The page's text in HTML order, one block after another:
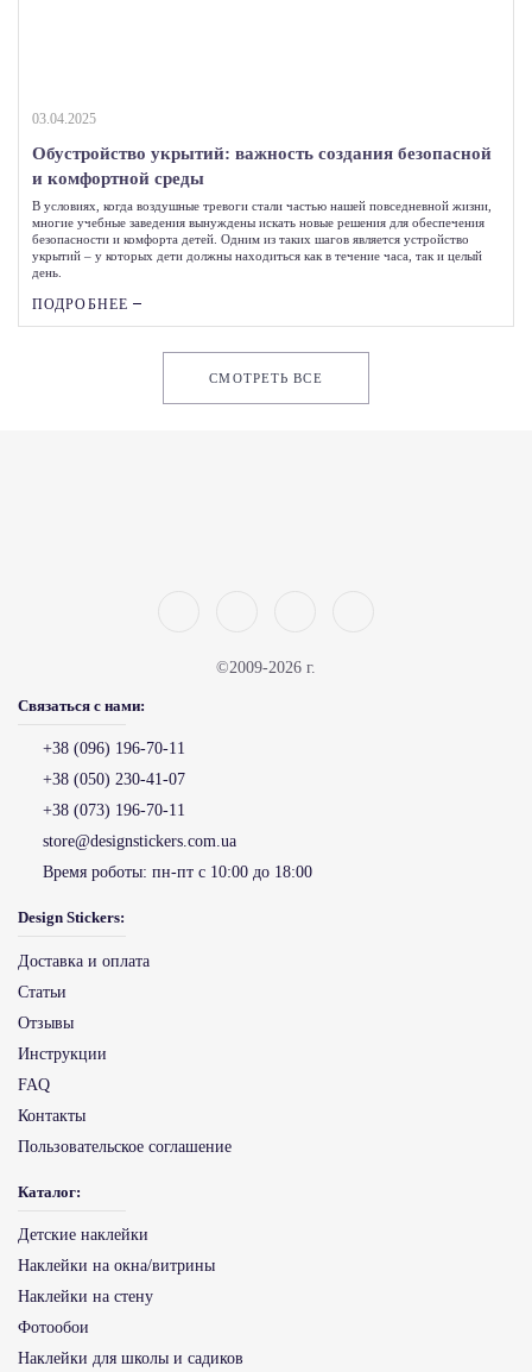
03.04.2025
Обустройство укрытий: важность создания безопасной
и комфортной среды
В условиях, когда воздушные тревоги стали частью нашей повседневной жизни,
многие учебные заведения вынуждены искать новые решения для обеспечения
безопасности и комфорта детей. Одним из таких шагов является устройство
укрытий – у которых дети должны находиться как в течение часа, так и целый
день.
ПОДРОБНЕЕ
СМОТРЕТЬ ВСЕ
©2009-2026 г.
Связаться с нами:
+38 (096) 196-70-11
+38 (050) 230-41-07
+38 (073) 196-70-11
store@designstickers.com.ua
Время роботы: пн-пт с 10:00 до 18:00
Design Stickers:
Доставка и оплата
Статьи
Отзывы
Инструкции
FAQ
Контакты
Пользовательское соглашение
Каталог:
Детские наклейки
Наклейки на окна/витрины
Наклейки на стену
Фотообои
Наклейки для школы и садиков